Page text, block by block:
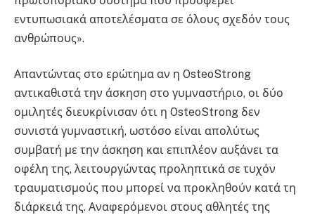
εντυπωσιακά αποτελέσματα σε όλους σχεδόν τους
ανθρώπους».
Απαντώντας στο ερώτημα αν η OsteoStrong
αντικαθιστά την άσκηση στο γυμναστήριο, οι δύο
ομιλητές διευκρίνισαν ότι η OsteoStrong δεν
συνιστά γυμναστική, ωστόσο είναι απολύτως
συμβατή με την άσκηση και επιπλέον αυξάνει τα
οφέλη της, λειτουργώντας προληπτικά σε τυχόν
τραυματισμούς που μπορεί να προκληθούν κατά τη
διάρκειά της. Αναφερόμενοι στους αθλητές της